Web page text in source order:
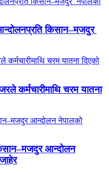
किसान–मजदुर
कर्मचारीमाथि चरम यातना
आन्दोलन